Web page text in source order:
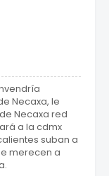
Necaxa, le
Necaxa red
a la cdmx
suban a
merecen a